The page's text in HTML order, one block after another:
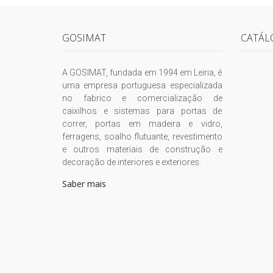
GOSIMAT
A GOSIMAT, fundada em 1994 em Leiria, é
uma empresa portuguesa especializada
no fabrico e comercialização de
caixilhos e sistemas para portas de
correr, portas em madeira e vidro,
ferragens, soalho flutuante, revestimento
e outros materiais de construção e
decoração de interiores e exteriores.
Saber mais